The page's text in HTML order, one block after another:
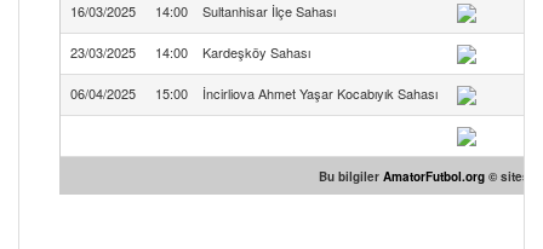
16/03/2025 14:00 Sultanhisar İlçe Sahası
23/03/2025 14:00 Kardeşköy Sahası
06/04/2025 15:00 İncirliova Ahmet Yaşar Kocabıyık Sahası
Bu bilgiler AmatorFutbol.org ©